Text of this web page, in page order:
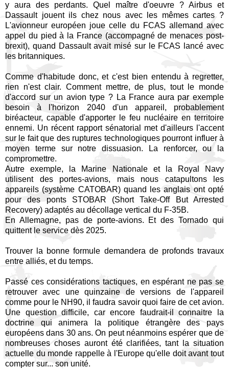
y aura des perdants. Quel maître d'oeuvre ? Airbus et
Dassault jouent ils chez nous avec les mêmes cartes ?
L'avionneur européen joue celle du FCAS allemand avec
appel du pied à la France (accompagné de menaces post-
brexit), quand Dassault avait misé sur le FCAS lancé avec
les britanniques.
Comme d'habitude donc, et c'est bien entendu à regretter,
rien n'est clair. Comment mettre, de plus, tout le monde
d'accord sur un avion type ? La France aura par exemple
besoin à l'horizon 2040 d'un appareil, probablement
biréacteur, capable d'apporter le feu nucléaire en territoire
ennemi. Un récent rapport sénatorial met d'ailleurs l'accent
sur le fait que des ruptures technologiques pourront influer à
moyen terme sur notre dissuasion. La renforcer, ou la
compromettre.
Autre exemple, la Marine Nationale et la Royal Navy
utilisent des portes-avions, mais nous catapultons les
appareils (système CATOBAR) quand les anglais ont opté
pour des ponts STOBAR (Short Take-Off But Arrested
Recovery) adaptés au décollage vertical du F-35B.
En Allemagne, pas de porte-avions. Et des Tornado qui
quittent le service dès 2025.
Trouver la bonne formule demandera de profonds travaux
entre alliés, et du temps.
Passé ces considérations tactiques, en espérant ne pas se
retrouver avec une quinzaine de versions de l'appareil
comme pour le NH90, il faudra savoir quoi faire de cet avion.
Une question difficile, car encore faudrait-il connaitre la
doctrine qui animera la politique étrangère des pays
européens dans 30 ans. On peut néanmoins espérer que de
nombreuses choses auront été clarifiées, tant la situation
actuelle du monde rappelle à l'Europe qu'elle doit avant tout
compter sur... son unité.